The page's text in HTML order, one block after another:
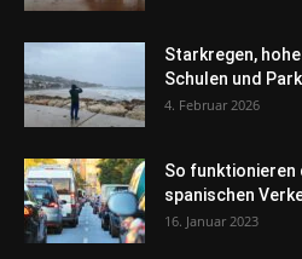
Starkregen,
Schulen und
4. Februar 2026
So funktionieren
spanischen
16. Januar 2023